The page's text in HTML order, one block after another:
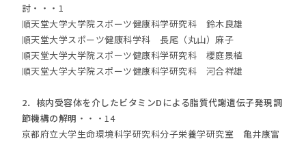
討 ・・・1
順天堂大学大学院スポーツ健康科学研究科 鈴木良雄
順天堂大学スポーツ健康科学科 長尾（丸山）麻子
順天堂大学大学院スポーツ健康科学研究科 櫻庭景植
順天堂大学大学院スポーツ健康科学研究科 河合祥雄
2．核内受容体を介したビタミンDによる脂質代謝遺伝子発現調
節機構の解明 ・・・14
京都府立大学生命環境科学研究科分子栄養学研究室 亀井康富